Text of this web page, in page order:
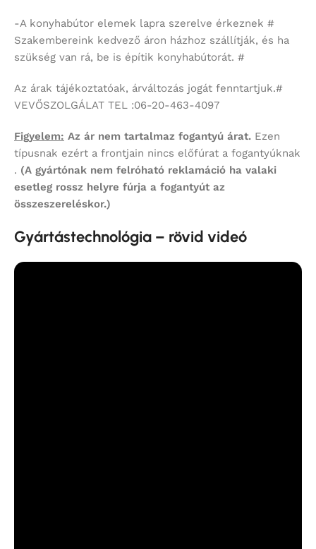
-A konyhabútor elemek lapra szerelve érkeznek #
Szakembereink kedvező áron házhoz szállítják, és ha
szükség van rá, be is építik konyhabútorát. #
Az árak tájékoztatóak, árváltozás jogát fenntartjuk.#
VEVŐSZOLGÁLAT TEL :06-20-463-4097
Figyelem: Az ár nem tartalmaz fogantyú árat. Ezen
típusnak ezért a frontjain nincs előfúrat a fogantyúknak
. (A gyártónak nem felróható reklamáció ha valaki
esetleg rossz helyre fúrja a fogantyút az
összeszereléskor.)
Gyártástechnológia – rövid videó